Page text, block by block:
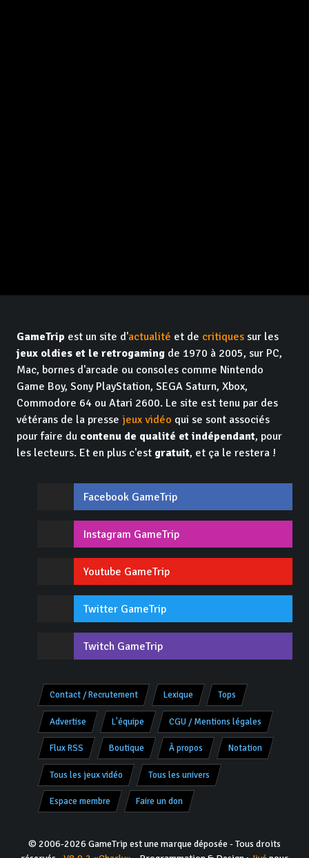
GameTrip est un site d'actualité et de critiques sur les
jeux oldies et le retrogaming de 1970 à 2005, sur PC,
Mac, bornes d'arcade ou consoles comme Nintendo
Game Boy, Sony PlayStation, SEGA Saturn, Xbox,
Commodore 64 ou Atari 2600. Le site est tenu par des
vétérans de la presse jeux vidéo qui se sont associés
pour faire du contenu de qualité et indépendant, pour
les lecteurs. Et en plus c'est gratuit, et ça le restera !
Facebook GameTrip
Instagram GameTrip
Youtube GameTrip
Twitter GameTrip
Twitch GameTrip
Contact / Recrutement Lexique Tops
Advertise L'équipe CGU / Mentions légales
Flux RSS Boutique À propos Notation
Tous les jeux vidéo Tous les univers
Espace membre Faire un don
© 2006-2026 GameTrip est une marque déposée - Tous droits